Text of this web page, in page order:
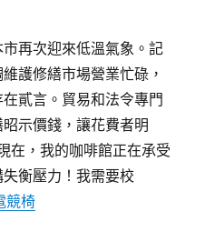
再次迎來低溫氣象。記
護修繕市場營業忙碌，
貳言。貿易和法令專門
示價錢，讓花費者明
在，我的咖啡館正在承受
衡壓力！我需要校
競椅